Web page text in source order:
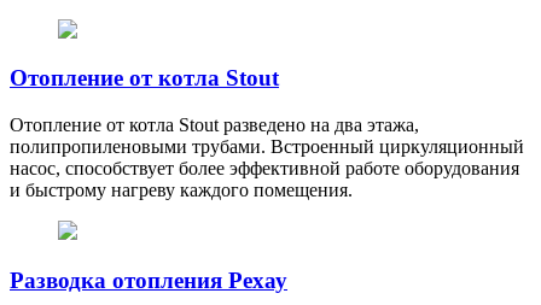
Отопление от котла Stout
Отопление от котла Stout разведено на два этажа,
полипропиленовыми трубами. Встроенный циркуляционный
насос, способствует более эффективной работе оборудования
и быстрому нагреву каждого помещения.
Разводка отопления Рехау